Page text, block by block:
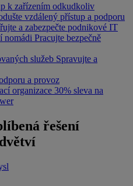
k zařízením odkudkoliv
vzdálený přístup a podporu
a zabezpečte podnikové IT
nomádi Pracujte bezpečně
služeb Spravujte a
a provoz
organizace 30% sleva na
řešení